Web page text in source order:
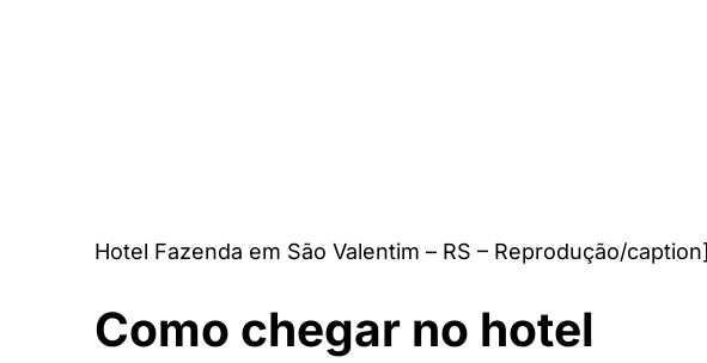
Hotel Fazenda em São Valentim – RS – Reprodução/caption]
Como chegar no hotel